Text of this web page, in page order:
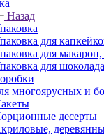
Назад
для
для макарон,
для
многоярусных и
десерты